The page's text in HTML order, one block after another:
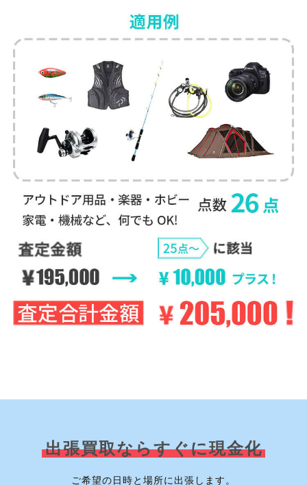
出張買取ならすぐに現金化
ご希望の日時と場所に出張します。